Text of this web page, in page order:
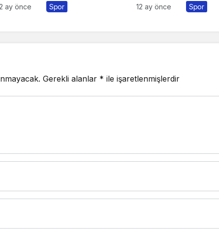
ay önce Spor 12 ay önce Spor
Gerekli alanlar * ile işaretlenmişlerdir